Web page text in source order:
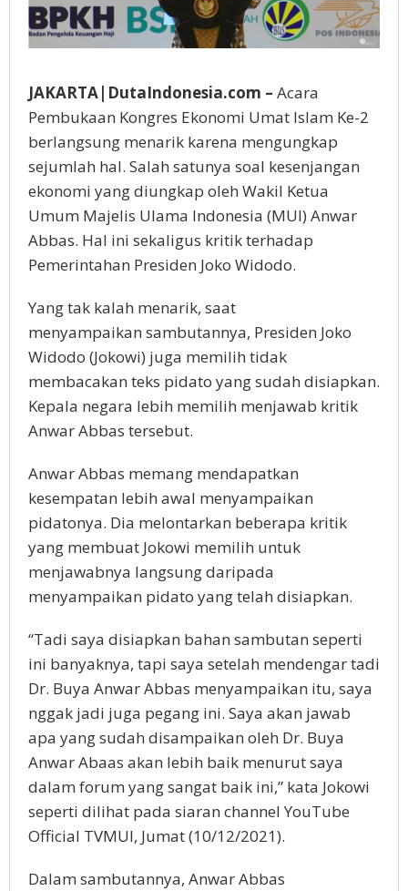
JAKARTA|DutaIndonesia.com – Acara
Pembukaan Kongres Ekonomi Umat Islam Ke-2
berlangsung menarik karena mengungkap
sejumlah hal. Salah satunya soal kesenjangan
ekonomi yang diungkap oleh Wakil Ketua
Umum Majelis Ulama Indonesia (MUI) Anwar
Abbas. Hal ini sekaligus kritik terhadap
Pemerintahan Presiden Joko Widodo.
Yang tak kalah menarik, saat
menyampaikan sambutannya, Presiden Joko
Widodo (Jokowi) juga memilih tidak
membacakan teks pidato yang sudah disiapkan.
Kepala negara lebih memilih menjawab kritik
Anwar Abbas tersebut.
Anwar Abbas memang mendapatkan
kesempatan lebih awal menyampaikan
pidatonya. Dia melontarkan beberapa kritik
yang membuat Jokowi memilih untuk
menjawabnya langsung daripada
menyampaikan pidato yang telah disiapkan.
“Tadi saya disiapkan bahan sambutan seperti
ini banyaknya, tapi saya setelah mendengar tadi
Dr. Buya Anwar Abbas menyampaikan itu, saya
nggak jadi juga pegang ini. Saya akan jawab
apa yang sudah disampaikan oleh Dr. Buya
Anwar Abaas akan lebih baik menurut saya
dalam forum yang sangat baik ini,” kata Jokowi
seperti dilihat pada siaran channel YouTube
Official TVMUI, Jumat (10/12/2021).
Dalam sambutannya, Anwar Abbas